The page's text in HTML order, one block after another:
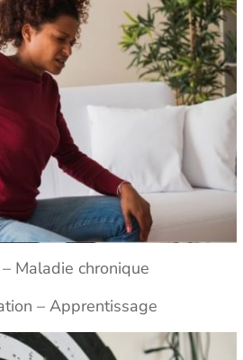
Maladie chronique
– Apprentissage